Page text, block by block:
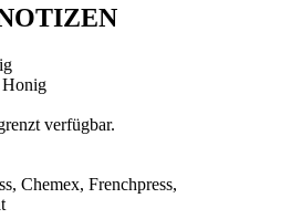
Honig
verfügbar.
Chemex, Frenchpress,